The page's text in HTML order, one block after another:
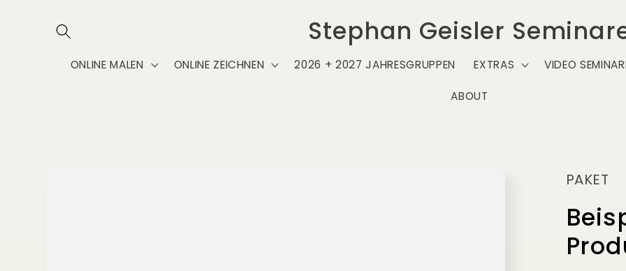
Inhalt
Stephan Geisler
ONLINE MALEN ONLINE ZEICHNEN 2026 + 2027 JAHRESGRUPPEN EXTRAS VIDEO
ABOUT
PAKET